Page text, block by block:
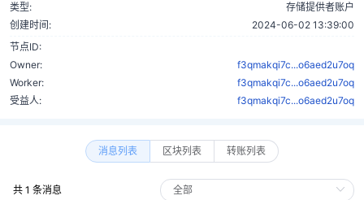
类型:
存储提供者账户
创建时间:
2024-06-02 13:39:00
节点ID:
Owner:
f3qmakqi7c...o6aed2u7oq
Worker:
f3qmakqi7c...o6aed2u7oq
受益人:
f3qmakqi7c...o6aed2u7oq
消息列表 区块列表 转账列表
共 1 条消息